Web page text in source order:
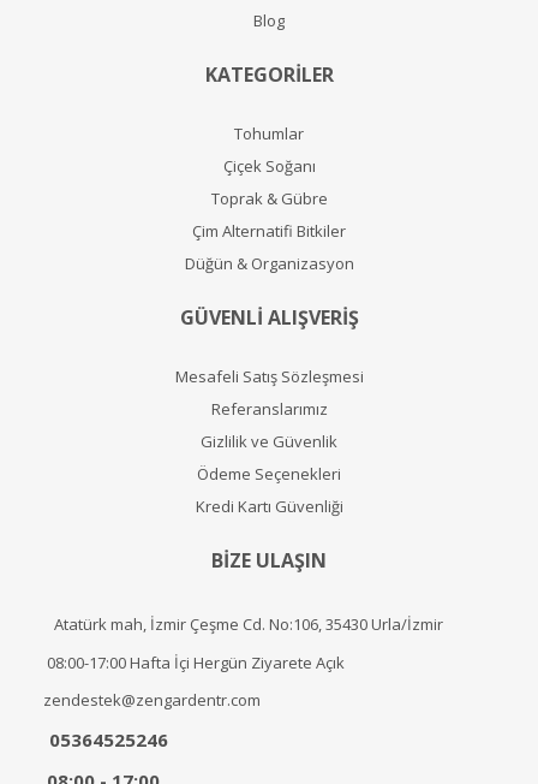
Blog
KATEGORİLER
Tohumlar
Çiçek Soğanı
Toprak & Gübre
Çim Alternatifi Bitkiler
Düğün & Organizasyon
GÜVENLİ ALIŞVERİŞ
Mesafeli Satış Sözleşmesi
Referanslarımız
Gizlilik ve Güvenlik
Ödeme Seçenekleri
Kredi Kartı Güvenliği
BİZE ULAŞIN
Atatürk mah, İzmir Çeşme Cd. No:106, 35430 Urla/İzmir
08:00-17:00 Hafta İçi Hergün Ziyarete Açık
zendestek@zengardentr.com
05364525246